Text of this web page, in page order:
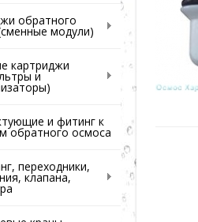
обратного
модули)
картриджи
и
и фитинг к
обратного осмоса
переходники,
клапана,